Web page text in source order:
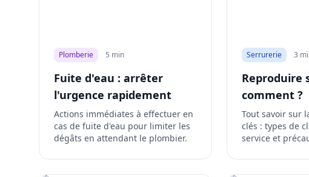
Plomberie 5 min
Fuite d'eau : arrêter
l'urgence rapidement
Actions immédiates à effectuer en
cas de fuite d'eau pour limiter les
dégâts en attendant le plombier.
Serrurerie 3
Reproduire
comment ?
Tout savoir sur
clés : types de
service et